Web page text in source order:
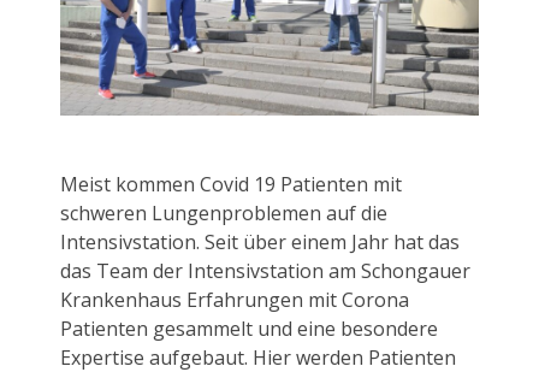
Meist kommen Covid 19 Patienten mit
schweren Lungenproblemen auf die
Intensivstation. Seit über einem Jahr hat das
das Team der Intensivstation am Schongauer
Krankenhaus Erfahrungen mit Corona
Patienten gesammelt und eine besondere
Expertise aufgebaut. Hier werden Patienten